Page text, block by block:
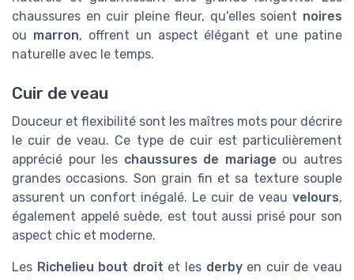
chaussures en cuir pleine fleur, qu'elles soient noires
ou marron, offrent un aspect élégant et une patine
naturelle avec le temps.
Cuir de veau
Douceur et flexibilité sont les maîtres mots pour décrire
le cuir de veau. Ce type de cuir est particulièrement
apprécié pour les chaussures de mariage ou autres
grandes occasions. Son grain fin et sa texture souple
assurent un confort inégalé. Le cuir de veau velours,
également appelé suède, est tout aussi prisé pour son
aspect chic et moderne.
Les Richelieu bout droit et les derbyen cuir de veau